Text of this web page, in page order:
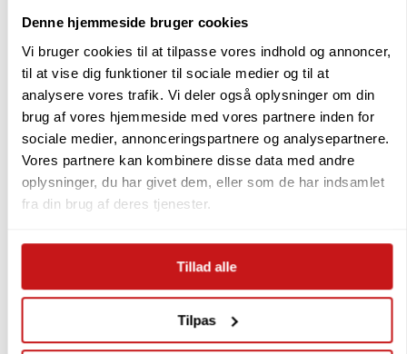
Denne hjemmeside bruger cookies
Vi bruger cookies til at tilpasse vores indhold og annoncer,
til at vise dig funktioner til sociale medier og til at
analysere vores trafik. Vi deler også oplysninger om din
brug af vores hjemmeside med vores partnere inden for
sociale medier, annonceringspartnere og analysepartnere.
Vores partnere kan kombinere disse data med andre
oplysninger, du har givet dem, eller som de har indsamlet
fra din brug af deres tjenester.
Tillad alle
Tilpas
Fabrikant information:
Navn: AGAARD JEWELLERY DENMARK
Adresse: Cypresvej 8-10, DK-7400 Herning
Hjemmeside: https://byaagaard.com/
Mandag – fredag kl. 9-14